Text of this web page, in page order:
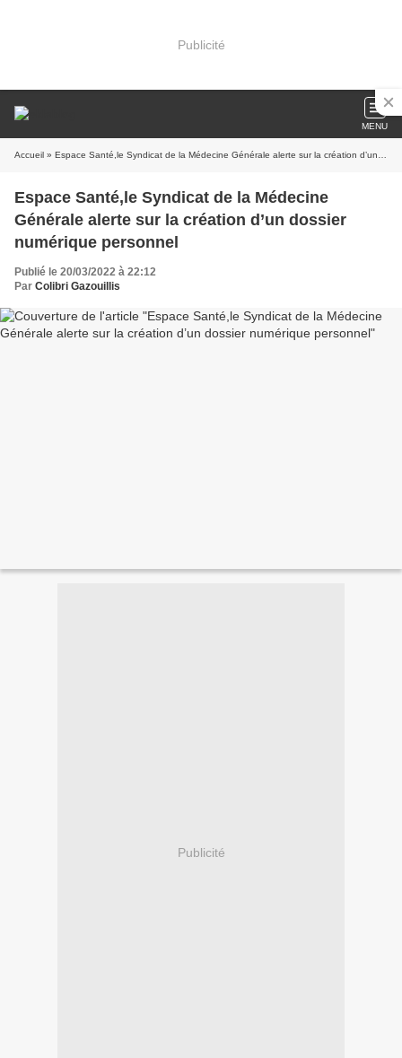
Publicité
MENU
Accueil » Espace Santé,le Syndicat de la Médecine Générale alerte sur la création d’un dossier numérique personnel
Espace Santé,le Syndicat de la Médecine
Générale alerte sur la création d’un dossier
numérique personnel
Publié le 20/03/2022 à 22:12
Par Colibri Gazouillis
Publicité